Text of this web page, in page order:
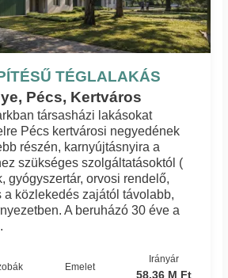
TÉGLALAKÁS
Pécs, Kertváros
társasházi lakásokat
Pécs kertvárosi negyedének
részén, karnyújtásnyira a
szükséges szolgáltatásoktól (
gyógyszertár, orvosi rendelő,
a közlekedés zajától távolabb,
A beruházó 30 éve a
Emelet
Irányár
58.36 M Ft